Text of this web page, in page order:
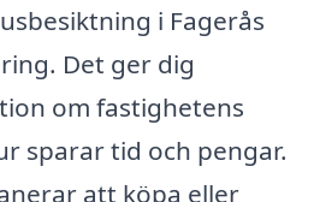
i Fagerås
Det ger dig
om fastighetens
sparar tid och pengar.
att köpa eller